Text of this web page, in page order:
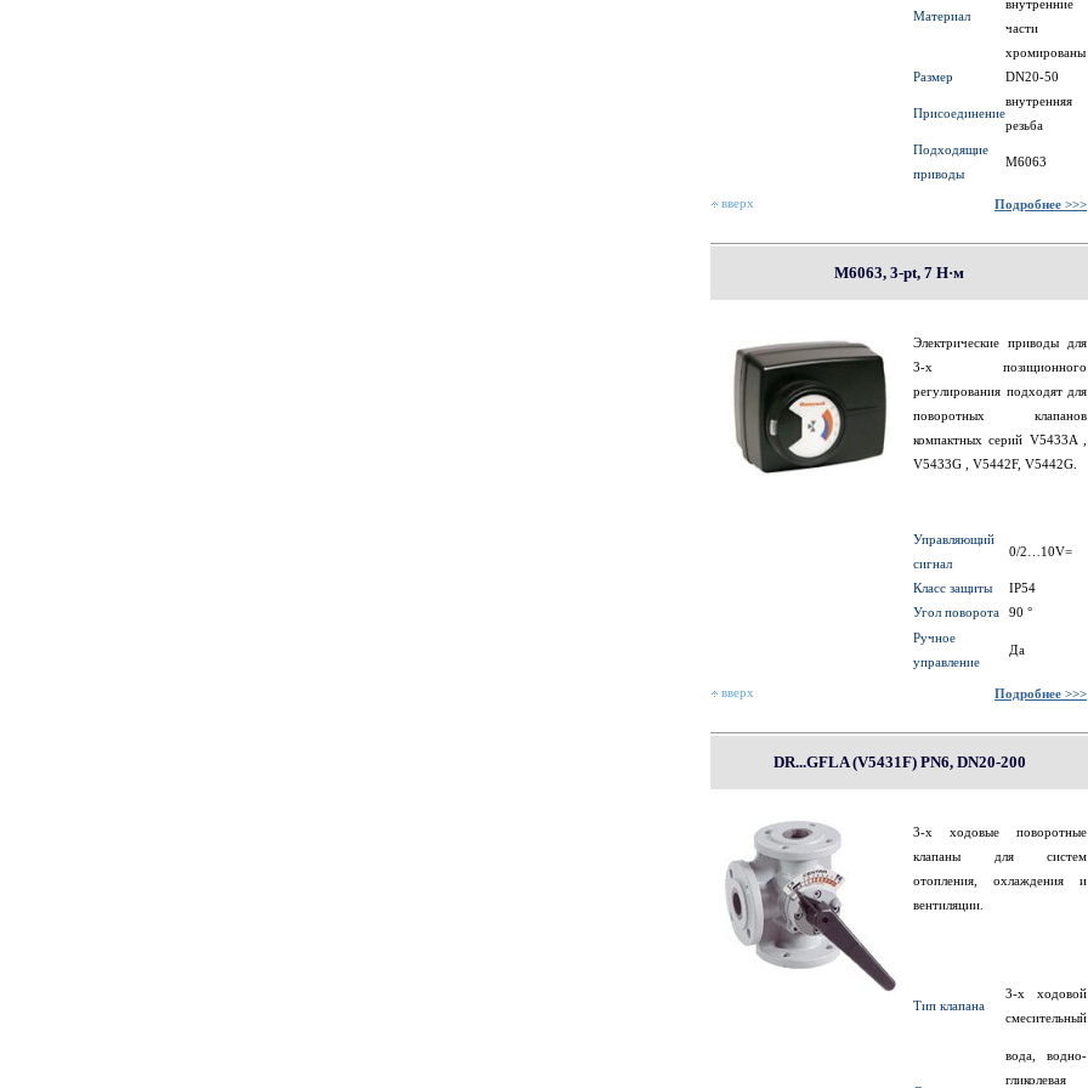
Материал
внутренние
части
хромированы
Размер
DN20-50
Присоединение
внутренняя
резьба
Подходящие
приводы
M6063
вверх Подробнее >>>
M6063, 3-pt, 7 Н·м
Электрические приводы для
3-х позиционного
регулирования подходят для
поворотных клапанов
компактных серий V5433A ,
V5433G , V5442F, V5442G.
Управляющий
сигнал
0/2…10V=
Класс защиты
IP54
Угол поворота
90 °
Ручное
управление
Да
вверх Подробнее >>>
DR...GFLA (V5431F) PN6, DN20-200
3-х ходовые поворотные
клапаны для систем
отопления, охлаждения и
вентиляции.
Тип клапана
3-х ходовой
смесительный
вода, водно-
гликолевая